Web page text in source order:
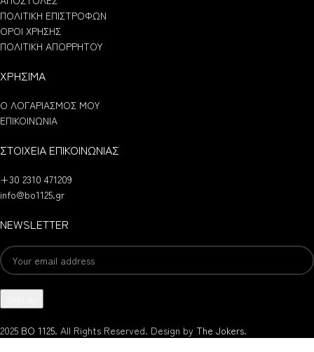
ΠΟΛΙΤΙΚΗ ΕΠΙΣΤΡΟΦΩΝ
ΟΡΟΙ ΧΡΗΣΗΣ
ΠΟΛΙΤΙΚΗ ΑΠΟΡΡΗΤΟΥ
ΧΡΗΣΙΜΑ
Ο ΛΟΓΑΡΙΑΣΜΟΣ ΜΟΥ
ΕΠΙΚΟΙΝΩΝΙΑ
ΣΤΟΙΧΕΙΑ ΕΠΙΚΟΙΝΩΝΙΑΣ
+30 2310 471209
info@bo1125.gr
NEWSLETTER
2025 BO 1125. All Rights Reserved. Design by The Jokers.